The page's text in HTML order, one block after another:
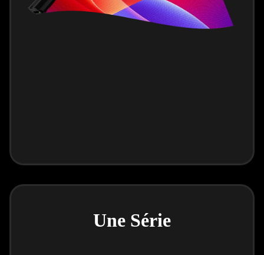
Une Série